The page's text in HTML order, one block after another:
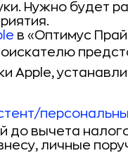
Нужно будет
в «Оптимус
Apple,
до вычета
личные